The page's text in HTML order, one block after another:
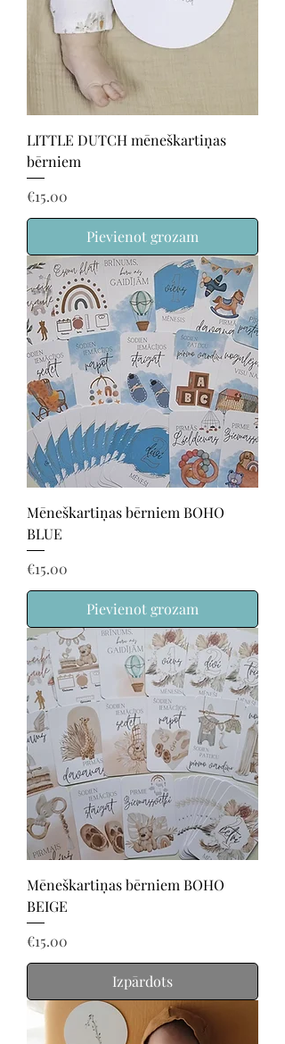
LITTLE DUTCH mēneškartiņas
bērniem
Price
€15.00
Pievienot grozam
Mēneškartiņas bērniem BOHO
BLUE
Price
€15.00
Pievienot grozam
Mēneškartiņas bērniem BOHO
BEIGE
Price
€15.00
Izpārdots